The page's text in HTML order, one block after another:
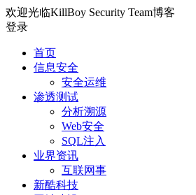
欢迎光临KillBoy Security Team博客
登录
首页
信息安全
安全运维
渗透测试
分析溯源
Web安全
SQL注入
业界资讯
互联网事
新酷科技